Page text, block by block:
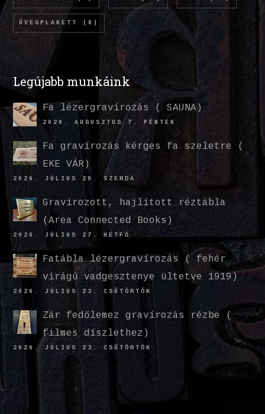
ÜVEGPLAKETT (8)
Legújabb munkáink
Fa lézergravírozás ( SAUNA)
2026. AUGUSZTUS 7. PÉNTEK
Fa gravírozás kérges fa szeletre (
EKE VÁR)
2026. JÚLIUS 29. SZERDA
Gravírozott, hajlított réztábla
(Area Connected Books)
2026. JÚLIUS 27. HÉTFŐ
Fatábla lézergravírozás ( fehér
virágú vadgesztenye ültetve 1919)
2026. JÚLIUS 23. CSÜTÖRTÖK
Zár fedőlemez gravírozás rézbe (
filmes díszlethez)
2026. JÚLIUS 23. CSÜTÖRTÖK